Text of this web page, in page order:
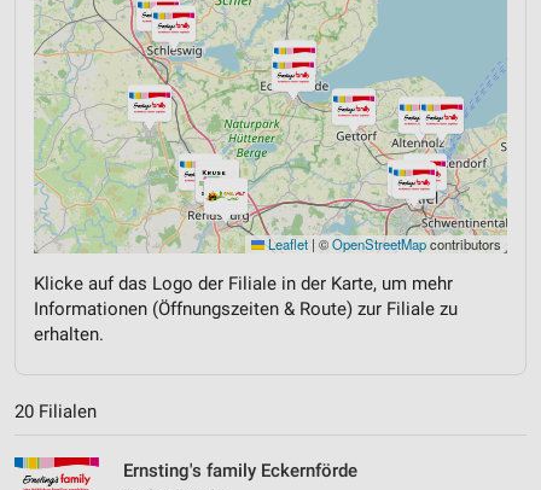
Leaflet | ©OpenStreetMapcontributors
Klicke auf das Logo der Filiale in der Karte, um mehr
Informationen (Öffnungszeiten & Route) zur Filiale zu
erhalten.
20 Filialen
Ernsting's family Eckernförde